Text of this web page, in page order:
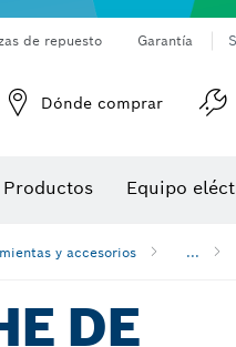
de repuesto Garantía
Dónde comprar
Productos Equipo
y accesorios ...
DE